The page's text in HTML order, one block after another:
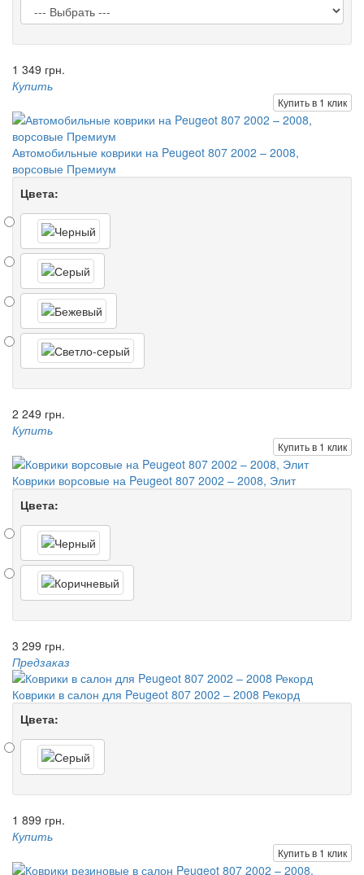
1 349 грн.
Купить
Купить в 1 клик
Автомобильные коврики на Peugeot 807 2002 – 2008,
ворсовые Премиум
Цвета:
2 249 грн.
Купить
Купить в 1 клик
Коврики ворсовые на Peugeot 807 2002 – 2008, Элит
Цвета:
3 299 грн.
Предзаказ
Коврики в салон для Peugeot 807 2002 – 2008 Рекорд
Цвета:
1 899 грн.
Купить
Купить в 1 клик